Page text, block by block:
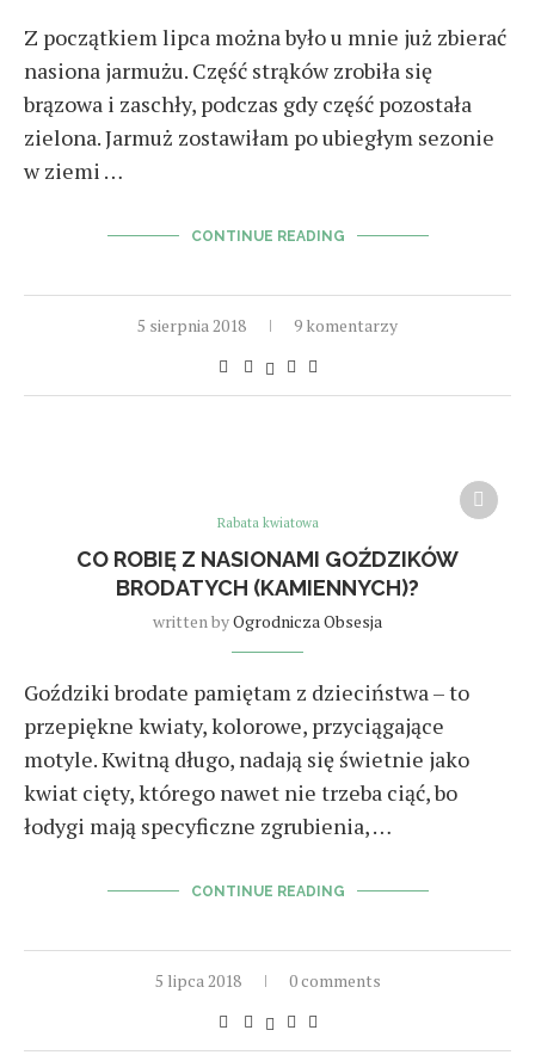
Z początkiem lipca można było u mnie już zbierać
nasiona jarmużu. Część strąków zrobiła się
brązowa i zaschły, podczas gdy część pozostała
zielona. Jarmuż zostawiłam po ubiegłym sezonie
w ziemi …
CONTINUE READING
5 sierpnia 2018 9 komentarzy
Rabata kwiatowa
CO ROBIĘ Z NASIONAMI GOŹDZIKÓW
BRODATYCH (KAMIENNYCH)?
written byOgrodnicza Obsesja
Goździki brodate pamiętam z dzieciństwa – to
przepiękne kwiaty, kolorowe, przyciągające
motyle. Kwitną długo, nadają się świetnie jako
kwiat cięty, którego nawet nie trzeba ciąć, bo
łodygi mają specyficzne zgrubienia, …
CONTINUE READING
5 lipca 2018 0 comments